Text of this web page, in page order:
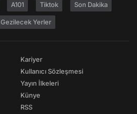
A101 Tiktok Son Dakika
Gezilecek Yerler
Kariyer
Kullanıcı Sözleşmesi
Yayın İlkeleri
Künye
RSS